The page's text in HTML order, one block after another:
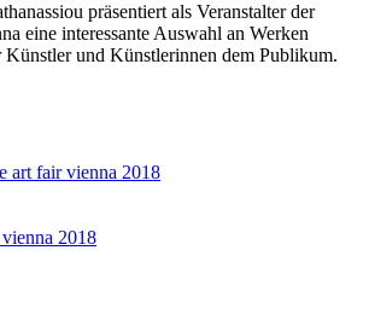
präsentiert als Veranstalter der
eine interessante Auswahl an Werken
Künstler und Künstlerinnen dem Publikum.
art fair vienna 2018
2018